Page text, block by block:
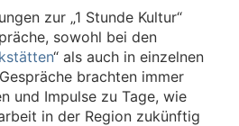
zur „1 Stunde Kultur“
sowohl bei den
“ als auch in einzelnen
brachten immer
und Impulse zu Tage, wie
in der Region zukünftig